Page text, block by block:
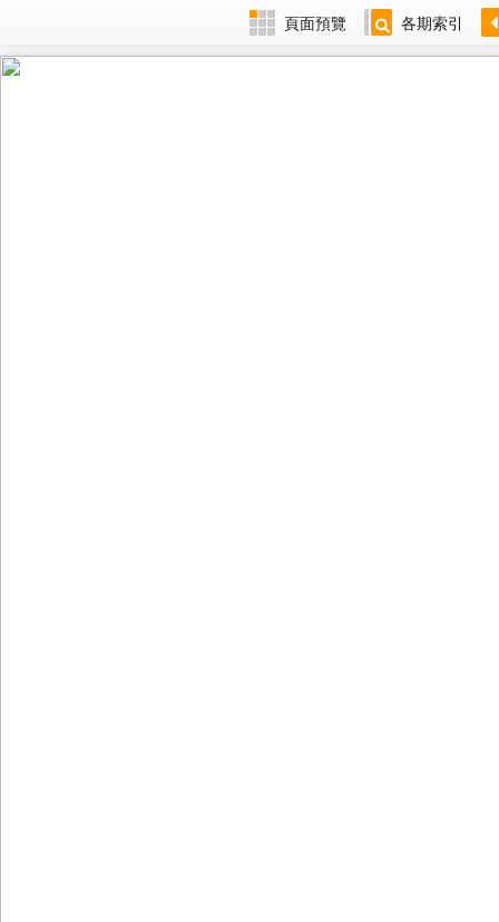
頁面預覽 各期索引